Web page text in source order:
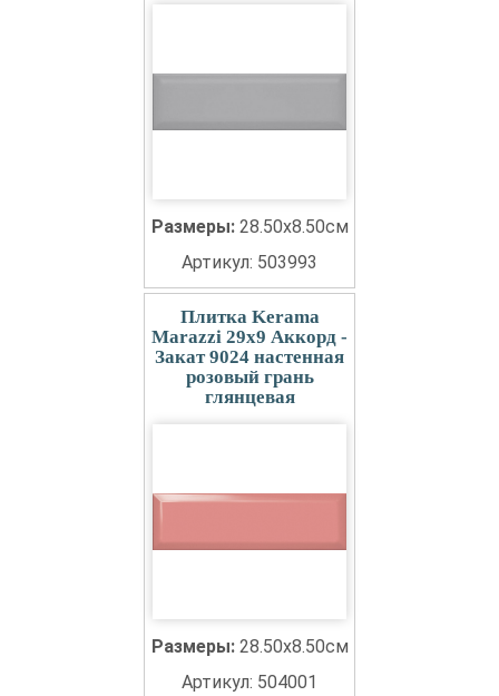
Размеры: 28.50x8.50см
Артикул: 503993
Плитка Kerama
Marazzi 29x9 Аккорд -
Закат 9024 настенная
розовый грань
глянцевая
Размеры: 28.50x8.50см
Артикул: 504001